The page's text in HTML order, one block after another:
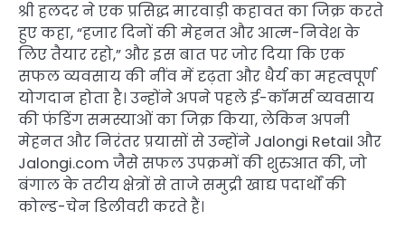
श्री हलदर ने एक प्रसिद्ध मारवाड़ी कहावत का जिक्र करते
हुए कहा, “हजार दिनों की मेहनत और आत्म-निवेश के
लिए तैयार रहो,” और इस बात पर जोर दिया कि एक
सफल व्यवसाय की नींव में दृढ़ता और धैर्य का महत्वपूर्ण
योगदान होता है। उन्होंने अपने पहले ई-कॉमर्स व्यवसाय
की फंडिंग समस्याओं का जिक्र किया, लेकिन अपनी
मेहनत और निरंतर प्रयासों से उन्होंने Jalongi Retail और
Jalongi.com जैसे सफल उपक्रमों की शुरुआत की, जो
बंगाल के तटीय क्षेत्रों से ताजे समुद्री खाद्य पदार्थों की
कोल्ड-चेन डिलीवरी करते हैं।